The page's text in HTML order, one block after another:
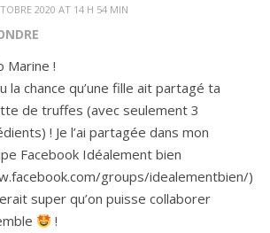
2020 AT 14 H 54 MIN
Marine !
la chance qu’une fille ait partagé ta
de truffes (avec seulement 3
! Je l’ai partagée dans mon
Facebook Idéalement bien
groups/idealementbien/)
super qu’on puisse collaborer
!